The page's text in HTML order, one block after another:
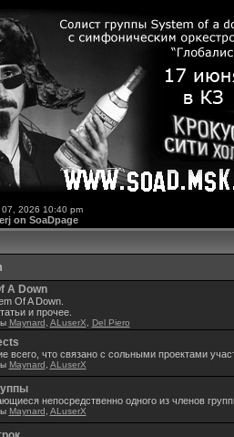
2026 10:40 pm
on SoaDpage
A Down
Of A Down.
и прочее.
Maynard ALuserX Del Piero
всего, что связано с сольными проектами
Maynard ALuserX
непосредственно одного из членов
Maynard ALuserX